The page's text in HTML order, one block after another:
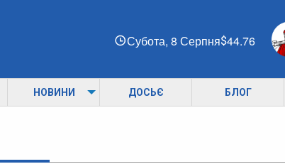
Субота, 8 Серпня 44.76
НОВИНИ ДОСЬЄ БЛОГ